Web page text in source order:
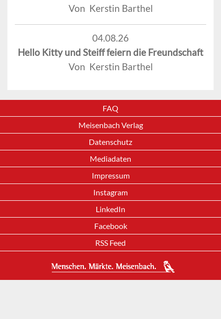
Von Kerstin Barthel
04.08.26
Hello Kitty und Steiff feiern die Freundschaft
Von Kerstin Barthel
FAQ
Meisenbach Verlag
Datenschutz
Mediadaten
Impressum
Instagram
LinkedIn
Facebook
RSS Feed